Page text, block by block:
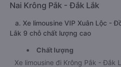
Nai Krông Pắk - Đắk Lắk
a. Xe limousine VIP Xuân Lộc -
Lắk 9 chỗ chất lượng cao
Chất lượng
Xe limousine đi Krông Pắk - Đắk